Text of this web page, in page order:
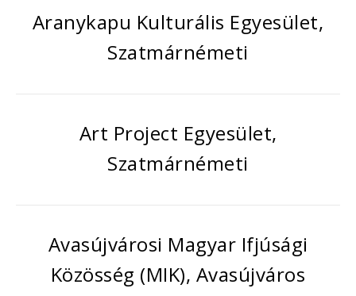
Aranykapu Kulturális Egyesület,
Szatmárnémeti
Art Project Egyesület,
Szatmárnémeti
Avasújvárosi Magyar Ifjúsági
Közösség (MIK), Avasújváros